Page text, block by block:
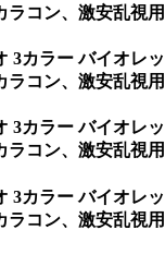
ラコン、激安乱視
3カラー バイオ
ラコン、激安乱視
3カラー バイオ
ラコン、激安乱視
3カラー バイオ
ラコン、激安乱視